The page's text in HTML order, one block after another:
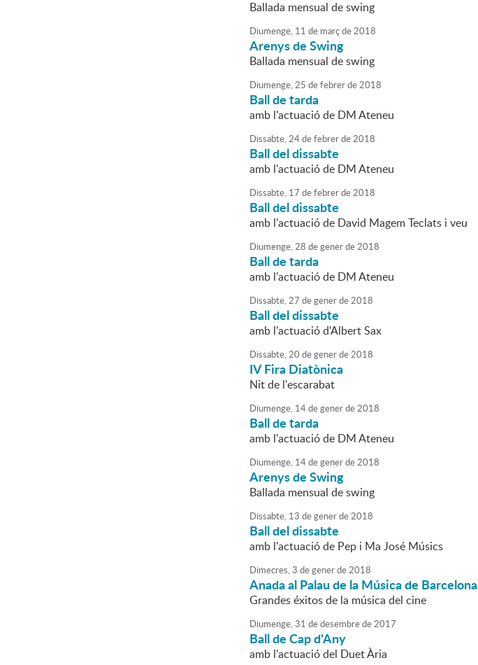
Ballada mensual de swing
Diumenge, 11 de marçde2018
Arenys de Swing
Ballada mensual de swing
Diumenge,25 defebrerde2018
Ball de tarda
amb l'actuació de DM Ateneu
Dissabte,24defebrerde2018
Ball del dissabte
amb l'actuació de DM Ateneu
Dissabte, 17 defebrerde2018
Ball del dissabte
amb l'actuació de David Magem Teclats i veu
Diumenge,28 degenerde2018
Ball de tarda
amb l'actuació de DM Ateneu
Dissabte,27 degenerde2018
Ball del dissabte
amb l'actuació d'Albert Sax
Dissabte,20 degenerde2018
IV Fira Diatònica
Nit de l'escarabat
Diumenge, 14degenerde2018
Ball de tarda
amb l'actuació de DM Ateneu
Diumenge, 14degenerde2018
Arenys de Swing
Ballada mensual de swing
Dissabte, 13 degenerde2018
Ball del dissabte
amb l'actuació de Pep i Ma José Músics
Dimecres,3 degenerde2018
Anada al Palau de la Música de Barcelona
Grandes éxitos de la música del cine
Diumenge,31 dedesembrede2017
Ball de Cap d'Any
amb l'actuació del Duet Ària